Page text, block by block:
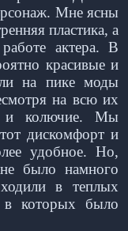
Мне ясны
пластика, а
актера. В
красивые и
на пике моды
на всю их
и колючие. Мы
дискомфорт и
удобное. Но,
было намного
в теплых
в которых было